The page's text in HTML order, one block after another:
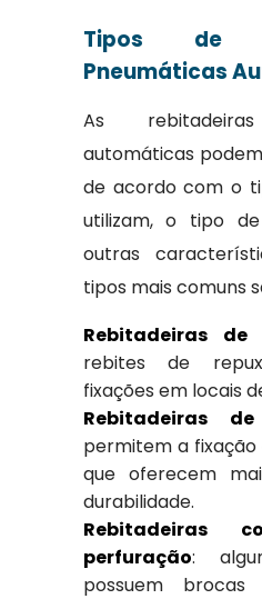
Tipos de
Pneumáticas
As
automáticas
de acordo com o
utilizam, o tipo
outras
tipos mais comuns
Rebitadeiras de
rebites de
fixações em locais
Rebitadeiras
permitem a
que oferecem
durabilidade.
Rebitadeiras
perfuração:
possuem brocas